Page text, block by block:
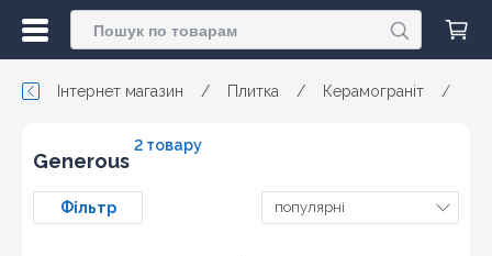
Інтернет магазин / Плитка / Керамограніт /
Generous
2 товару
Фільтр популярні